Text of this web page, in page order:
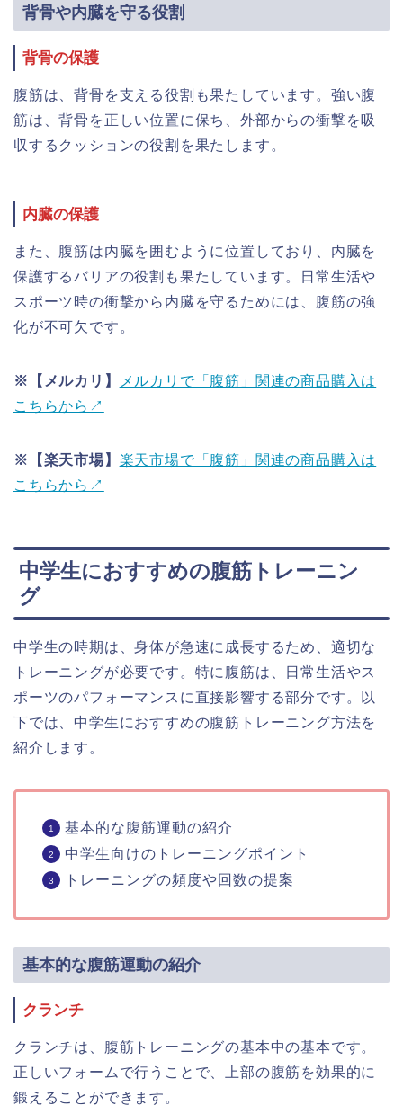
背骨や内臓を守る役割
背骨の保護
腹筋は、背骨を支える役割も果たしています。強い腹
筋は、背骨を正しい位置に保ち、外部からの衝撃を吸
収するクッションの役割を果たします。
内臓の保護
また、腹筋は内臓を囲むように位置しており、内臓を
保護するバリアの役割も果たしています。日常生活や
スポーツ時の衝撃から内臓を守るためには、腹筋の強
化が不可欠です。
※【メルカリ】
メルカリで「腹筋」関連の商品購入は
こちらから↗
※【楽天市場】 楽天市場で「腹筋」関連の商品購入は
こちらから↗
中学生におすすめの腹筋トレーニン
グ
中学生の時期は、身体が急速に成長するため、適切な
トレーニングが必要です。特に腹筋は、日常生活やス
ポーツのパフォーマンスに直接影響する部分です。以
下では、中学生におすすめの腹筋トレーニング方法を
紹介します。
基本的な腹筋運動の紹介
中学生向けのトレーニングポイント
トレーニングの頻度や回数の提案
基本的な腹筋運動の紹介
クランチ
クランチは、腹筋トレーニングの基本中の基本です。
正しいフォームで行うことで、上部の腹筋を効果的に
鍛えることができます。